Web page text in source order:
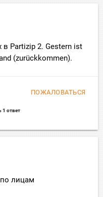
в Partizip 2. Gestern ist
(zurückkommen).
ПОЖАЛОВАТЬСЯ
1 ответ
лицам